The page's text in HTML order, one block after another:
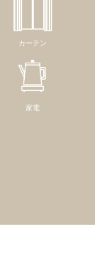
カーテン
家電